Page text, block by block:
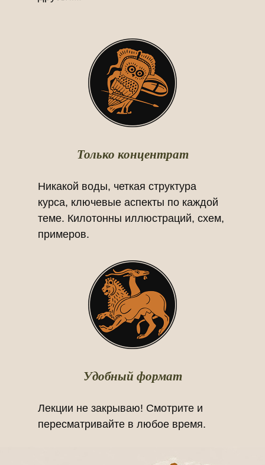
Удобный формат
Никакой воды, четкая структура
курса, ключевые аспекты по каждой
теме. Килотонны иллюстраций, схем,
примеров.
Лекции не закрываю! Смотрите и
пересматривайте в любое время.
Только концентрат